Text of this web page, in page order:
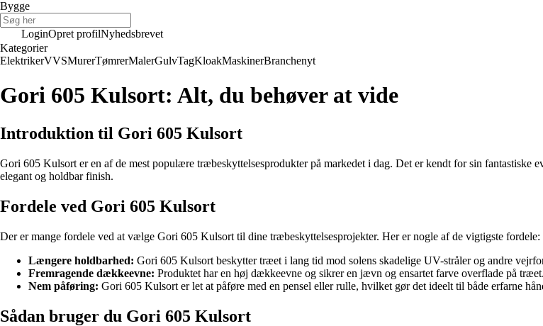
Bygge
LoginOpret profilNyhedsbrevet
Kategorier
ElektrikerVVSMurerTømrerMalerGulvTagKloakMaskinerBranchenyt
Gori 605 Kulsort: Alt, du behøver at vide
Introduktion til Gori 605 Kulsort
Gori 605 Kulsort er en af de mest populære træbeskyttelsesprodukter på markedet i dag. Det er kendt for sin
elegant og holdbar finish.
Fordele ved Gori 605 Kulsort
Der er mange fordele ved at vælge Gori 605 Kulsort til dine træbeskyttelsesprojekter. Her er nogle af de vigtigste fordele:
Længere holdbarhed: Gori 605 Kulsort beskytter træet i lang tid mod solens skadelige UV-stråler og andre
Fremragende dækkeevne: Produktet har en høj dækkeevne og sikrer en jævn og ensartet farve overflade på træet.
Nem påføring: Gori 605 Kulsort er let at påføre med en pensel eller rulle, hvilket gør det ideelt til både erfarne
Sådan bruger du Gori 605 Kulsort